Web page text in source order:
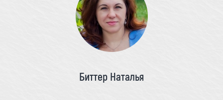
Биттер Наталья